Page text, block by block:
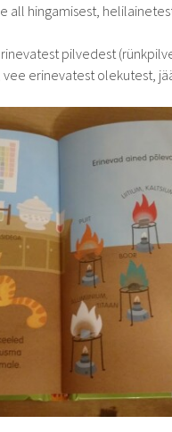
all hingamisest,
pilvedest
erinevatest olekutest,